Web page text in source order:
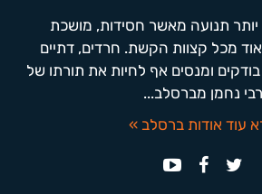
תנועה מאשר חסידות, מושכת
מכל קצוות הקשת. חרדים, דתיים
בודקים ומנסים אף לחיות את תורתו של
רבי נחמן מברסלב...
עוד אודות ברסלב »